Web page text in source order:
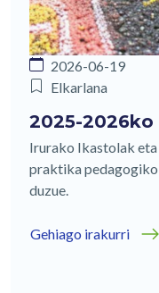
2026-06-19
Elkarlana
2025-
Irurako Ikastolak
praktika
duzue.
Gehiago irakurri